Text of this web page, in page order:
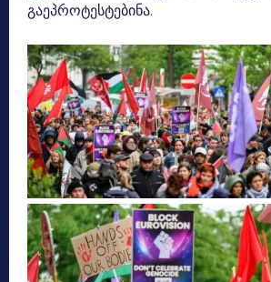
გაეპროტესტებინა.